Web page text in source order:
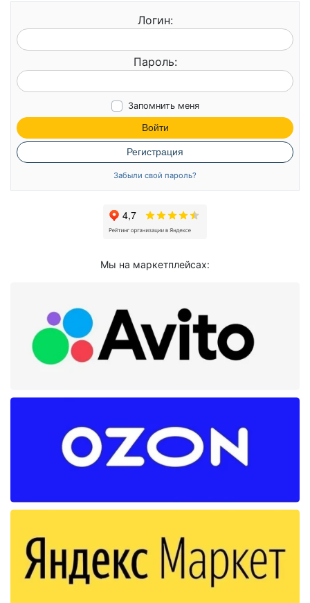
Логин:
Пароль:
Запомнить меня
Войти
Регистрация
Забыли свой пароль?
Мы на маркетплейсах: